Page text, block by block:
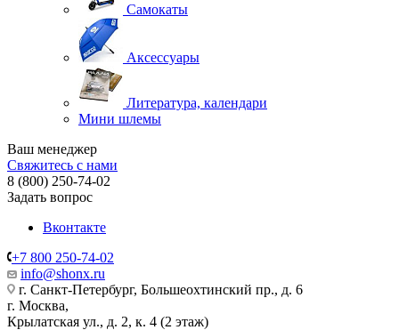
Самокаты
Аксессуары
Литература, календари
Мини шлемы
Ваш менеджер
Свяжитесь с нами
8 (800) 250-74-02
Задать вопрос
Вконтакте
+7 800 250-74-02
info@shonx.ru
г. Санкт-Петербург, Большеохтинский пр., д. 6
г. Москва,
Крылатская ул., д. 2, к. 4 (2 этаж)